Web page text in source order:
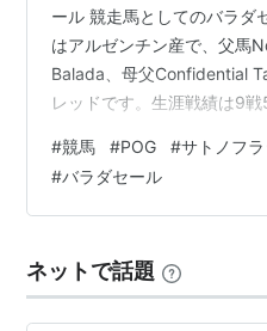
ール 競走馬としてのバラダ
はアルゼンチン産で、父馬
Balada、母父Confidential
レッドです。生涯戦績は9
す。 繁殖牝馬バラダセール
ールの父馬Not For Saleはア
24戦9勝。主な勝ち鞍には
したが、種牡…
#競馬 #POG #サトノフ
#バラダセール
ネットで話題